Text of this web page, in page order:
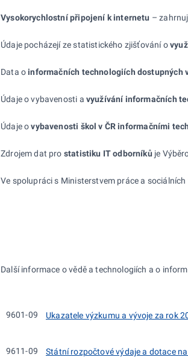
Vysokorychlostní připojení kinternetu –
Údaje pocházejí ze statistického zjišťování o
Data oinformačních technologiích dostupných
Údaje o vybavenosti a využívání informačních
Údaje ovybavenosti škol v ČR informačními
Zdrojem dat pro statistiku IT odborníků je
Ve spolupráci s Ministerstvem práce a
Další informace o vědě a technologiích a o
9601-09 Ukazatele výzkumu a vývoje za rok
9611-09 Státní rozpočtové výdaje a dotace